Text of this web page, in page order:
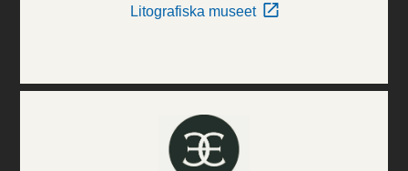
Litografiska museet